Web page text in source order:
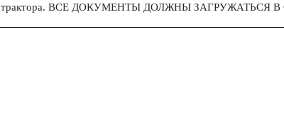
трактора. ВСЕ ДОКУМЕНТЫ ДОЛЖНЫ ЗАГРУЖАТЬСЯ В